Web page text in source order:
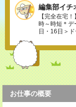
編集部イチ
【完全在宅
時～時短＊デ
日・16日＞
お仕事の概要